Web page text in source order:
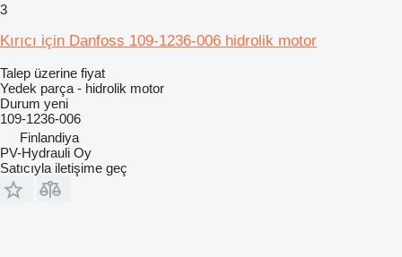
3
Kırıcı için Danfoss 109-1236-006 hidrolik motor
Talep üzerine fiyat
Yedek parça - hidrolik motor
Durum yeni
109-1236-006
Finlandiya
PV-Hydrauli Oy
Satıcıyla iletişime geç